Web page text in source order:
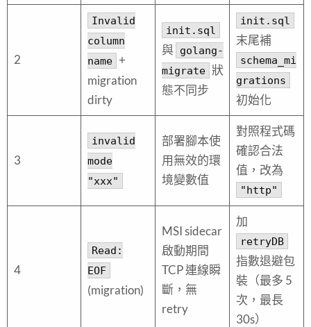
2
Invalid
column
name +
migration
dirty
init.sql
與 golang-
migrate 狀
態不同步
init.sql
末尾補
schema_mi
grations
初始化
3
invalid
mode
"xxx"
部署腳本使
用無效的環
境變數值
對照程式碼
確認合法
值，改為
"http"
4
Read:
EOF
(migration)
MSI sidecar
啟動期間
TCP 連線瞬
斷，無
retry
加
retryDB
指數退避包
裝（最多 5
次，最長
30s）